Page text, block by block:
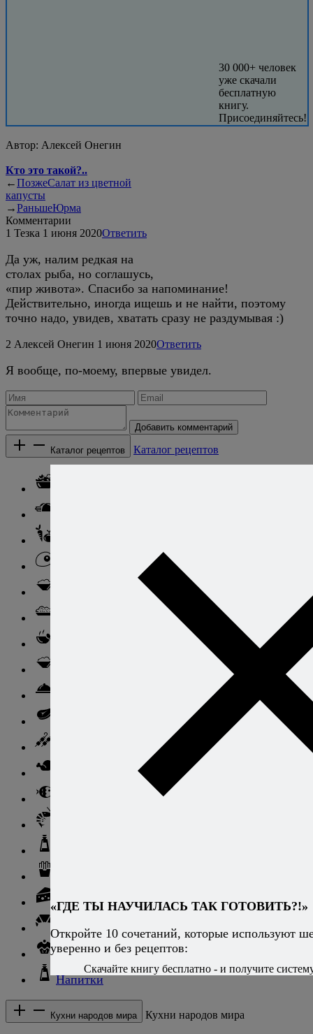
30 000+ человек
уже скачали
бесплатную
книгу.
Присоединяйтесь!
Автор: Алексей Онегин
Кто это такой?..
←ПозжеСалат из цветной
капусты
→РаньшеЮрма
Комментарии
1 Тезка 1 июня 2020Ответить
Да уж, налим редкая на
столах рыба, но соглашусь,
«пир живота». Спасибо за напоминание!
Действительно, иногда ищешь и не найти, поэтому
точно надо, увидев, хватать сразу не раздумывая :)
2 Алексей Онегин 1 июня 2020Ответить
Я вообще, по-моему, впервые увидел.
Добавить комментарий
Каталог рецептов Каталог рецептов
Сыры
Хлеб и выпечка
Десерты и сладкие блюда
Напитки
Кухни народов мира Кухни народов мира
«ГДЕ ТЫ НАУЧИЛАСЬ ТАК ГОТОВИТЬ?!»
Откройте 10 сочетаний, которые используют
уверенно и без рецептов:
Скачайте книгу бесплатно - и получите